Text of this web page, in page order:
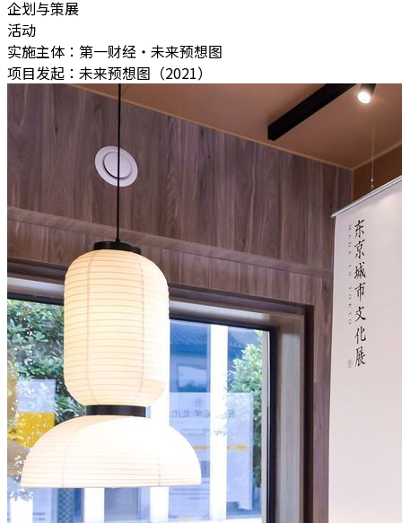
企划与策展
活动
实施主体：第一财经・未来预想图
项目发起：未来预想图（2021）